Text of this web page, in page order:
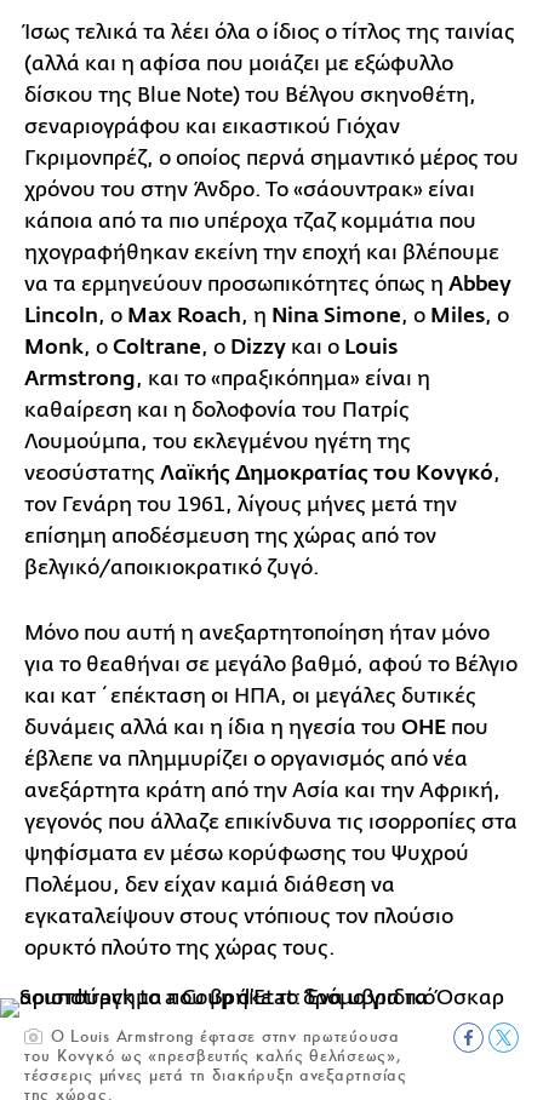
Ίσως τελικά τα λέει όλα ο ίδιος ο τίτλος της ταινίας
(αλλά και η αφίσα που μοιάζει με εξώφυλλο
δίσκου της Blue Note) του Βέλγου σκηνοθέτη,
σεναριογράφου και εικαστικού Γιόχαν
Γκριμονπρέζ, ο οποίος περνά σημαντικό μέρος του
χρόνου του στην Άνδρο. Το «σάουντρακ» είναι
κάποια από τα πιο υπέροχα τζαζ κομμάτια που
ηχογραφήθηκαν εκείνη την εποχή και βλέπουμε
να τα ερμηνεύουν προσωπικότητες όπως η Abbey
Lincoln, ο Max Roach, η Nina Simone, ο Miles, o
Monk, o Coltrane, o Dizzy και ο Louis
Armstrong, και το «πραξικόπημα» είναι η
καθαίρεση και η δολοφονία του Πατρίς
Λουμούμπα, του εκλεγμένου ηγέτη της
νεοσύστατης Λαϊκής Δημοκρατίας του Κονγκό,
τον Γενάρη του 1961, λίγους μήνες μετά την
επίσημη αποδέσμευση της χώρας από τον
βελγικό/αποικιοκρατικό ζυγό.
Μόνο που αυτή η ανεξαρτητοποίηση ήταν μόνο
για το θεαθήναι σε μεγάλο βαθμό, αφού το Βέλγιο
και κατ΄ επέκταση οι ΗΠΑ, οι μεγάλες δυτικές
δυνάμεις αλλά και η ίδια η ηγεσία του ΟΗΕ που
έβλεπε να πλημμυρίζει ο οργανισμός από νέα
ανεξάρτητα κράτη από την Ασία και την Αφρική,
γεγονός που άλλαζε επικίνδυνα τις ισορροπίες στα
ψηφίσματα εν μέσω κορύφωσης του Ψυχρού
Πολέμου, δεν είχαν καμιά διάθεση να
εγκαταλείψουν στους ντόπιους τον πλούσιο
ορυκτό πλούτο της χώρας τους.
Ο Louis Armstrong έφτασε στην πρωτεύουσα
του Κονγκό ως «πρεσβευτής καλής θελήσεως»,
τέσσερις μήνες μετά τη διακήρυξη ανεξαρτησίας
της χώρας.